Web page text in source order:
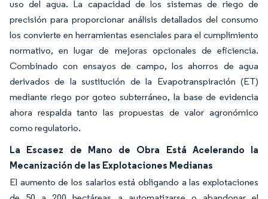
uso del agua. La capacidad de los sistemas de riego de
precisión para proporcionar análisis detallados del consumo
los convierte en herramientas esenciales para el cumplimiento
normativo, en lugar de mejoras opcionales de eficiencia.
Combinado con ensayos de campo, los ahorros de agua
derivados de la sustitución de la Evapotranspiración (ET)
mediante riego por goteo subterráneo, la base de evidencia
ahora respalda tanto las propuestas de valor agronómico
como regulatorio.
La Escasez de Mano de Obra Está Acelerando la
Mecanización de las Explotaciones Medianas
El aumento de los salarios está obligando a las explotaciones